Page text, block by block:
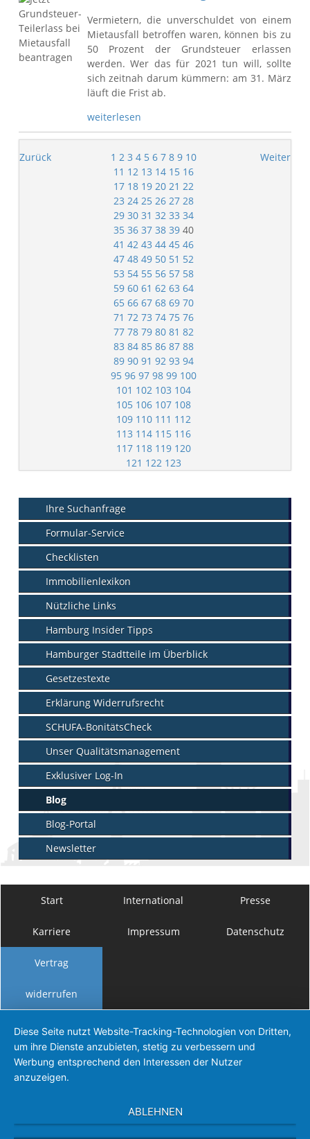
Vermietern, die unverschuldet von einem
Mietausfall betroffen waren, können bis zu
50 Prozent der Grundsteuer erlassen
werden. Wer das für 2021 tun will, sollte
sich zeitnah darum kümmern: am 31. März
läuft die Frist ab.
weiterlesen
Zurück 1 2 3 4 5 6 7 8 9 10
11 12 13 14 15 16
17 18 19 20 21 22
23 24 25 26 27 28
29 30 31 32 33 34
35 36 37 38 39 40
41 42 43 44 45 46
47 48 49 50 51 52
53 54 55 56 57 58
59 60 61 62 63 64
65 66 67 68 69 70
71 72 73 74 75 76
77 78 79 80 81 82
83 84 85 86 87 88
89 90 91 92 93 94
95 96 97 98 99 100
101 102 103 104
105 106 107 108
109 110 111 112
113 114 115 116
117 118 119 120
121 122 123
Weiter
Ihre Suchanfrage
Formular-Service
Checklisten
Immobilienlexikon
Nützliche Links
Hamburg Insider Tipps
Hamburger Stadtteile im Überblick
Gesetzestexte
Erklärung Widerrufsrecht
SCHUFA-BonitätsCheck
Unser Qualitätsmanagement
Exklusiver Log-In
Blog
Blog-Portal
Newsletter
Start International Presse
Karriere Impressum Datenschutz
Vertrag
widerrufen
Diese Seite nutzt Website-Tracking-Technologien von Dritten,
um ihre Dienste anzubieten, stetig zu verbessern und
Werbung entsprechend den Interessen der Nutzer
anzuzeigen.
ABLEHNEN